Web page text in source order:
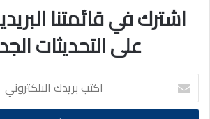
اشترك في قائمتنا
على التحديثات
اكتب
بريدك
الالكتروني